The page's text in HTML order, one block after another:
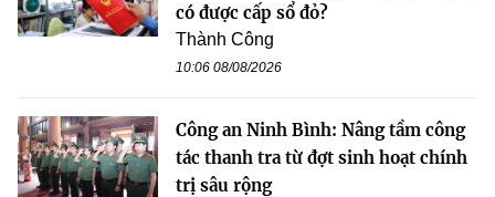
có được cấp sổ đỏ?
Thành Công
10:06 08/08/2026
Công an Ninh Bình: Nâng tầm công
tác thanh tra từ đợt sinh hoạt chính
trị sâu rộng